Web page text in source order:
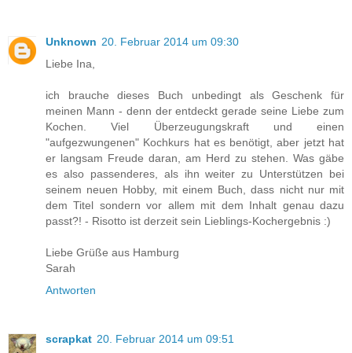
Unknown 20. Februar 2014 um 09:30
Liebe Ina,
ich brauche dieses Buch unbedingt als Geschenk für
meinen Mann - denn der entdeckt gerade seine Liebe zum
Kochen. Viel Überzeugungskraft und einen
"aufgezwungenen" Kochkurs hat es benötigt, aber jetzt hat
er langsam Freude daran, am Herd zu stehen. Was gäbe
es also passenderes, als ihn weiter zu Unterstützen bei
seinem neuen Hobby, mit einem Buch, dass nicht nur mit
dem Titel sondern vor allem mit dem Inhalt genau dazu
passt?! - Risotto ist derzeit sein Lieblings-Kochergebnis :)
Liebe Grüße aus Hamburg
Sarah
Antworten
scrapkat 20. Februar 2014 um 09:51